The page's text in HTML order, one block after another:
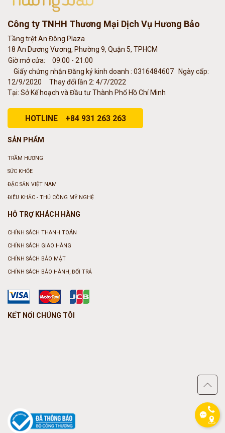
Công ty TNHH Thương Mại Dịch Vụ Hương Bảo
Tầng trệt An Đông Plaza
18 An Dương Vương, Phường 9, Quận 5, TPHCM
Giờ mở cửa:
09:00 - 21:00
Giấy chứng nhận Đăng ký kinh doanh : 0316484607
Ngày cấp:
12/9/2020
Thay đổi lần 2: 4/7/2022
Tại: Sở Kế hoạch và Đầu tư Thành Phố Hồ Chí Minh
HOTLINE +84 931 263 263
SẢN PHẨM
TRẦM HƯƠNG
SỨC KHỎE
ĐẶC SẢN VIỆT NAM
ĐIÊU KHẮC - THỦ CÔNG MỸ NGHỆ
HỖ TRỢ KHÁCH HÀNG
CHÍNH SÁCH THANH TOÁN
CHÍNH SÁCH GIAO HÀNG
CHÍNH SÁCH BẢO MẬT
CHÍNH SÁCH BẢO HÀNH, ĐỔI TRẢ
KẾT NỐI CHÚNG TÔI